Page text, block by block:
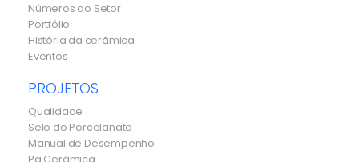
Números do Setor
Portfólio
História da cerâmica
Eventos
PROJETOS
Qualidade
Selo do Porcelanato
Manual de Desempenho